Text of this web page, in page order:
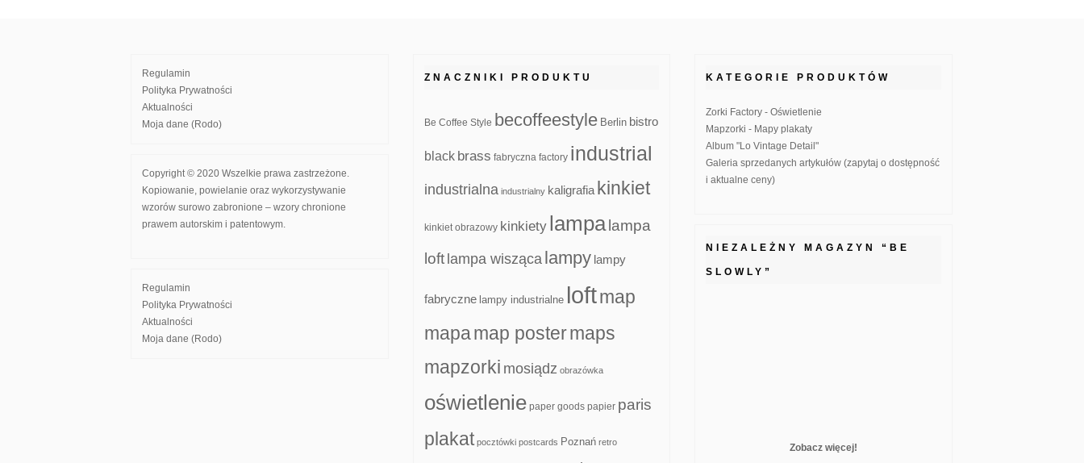
Regulamin
Polityka Prywatności
Aktualności
Moja dane (Rodo)
Copyright © 2020 Wszelkie prawa zastrzeżone.
Kopiowanie, powielanie oraz wykorzystywanie
wzorów surowo zabronione – wzory chronione
prawem autorskim i patentowym.
Regulamin
Polityka Prywatności
Aktualności
Moja dane (Rodo)
ZNACZNIKI PRODUKTU
Be Coffee Style becoffeestyle Berlin bistro
black brass fabryczna factory industrial
industrialna industrialny kaligrafia kinkiet
kinkiet obrazowy kinkiety lampa lampa
loft lampa wisząca lampy lampy
fabryczne lampy industrialne loftmap
mapamap postermaps
mapzorki mosiądz obrazówka
oświetlenie paper goods papier paris
plakat pocztówki postcards Poznań retro
KATEGORIE PRODUKTÓW
Zorki Factory - Oświetlenie
Mapzorki - Mapy plakaty
Album "Lo Vintage Detail"
Galeria sprzedanych artykułów (zapytaj o dostępność
i aktualne ceny)
NIEZALEŻNY MAGAZYN “BE
SLOWLY”
Zobacz więcej!